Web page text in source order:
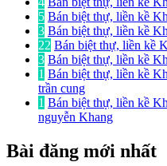
5 Bán biệt thự, liền kề
3 Bán biệt thự, liền kề
22 Bán biệt thự, liền kề
3 Bán biệt thự, liền kề
1 Bán biệt thự, liền kề
trần cung
1 Bán biệt thự, liền kề
nguyễn Khang
Bài đăng mới nhất